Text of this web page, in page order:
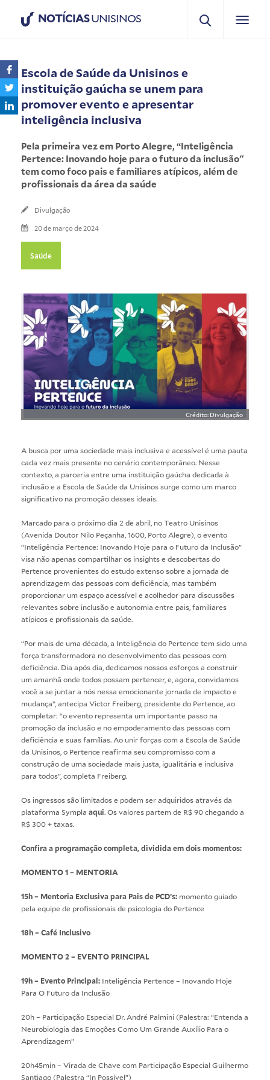
NOTÍCIASUNISINOS
Escola de Saúde da Unisinos e
instituição gaúcha se unem para
promover evento e apresentar
inteligência inclusiva
Pela primeira vez em Porto Alegre, “Inteligência
Pertence: Inovando hoje para o futuro da inclusão"
tem como foco pais e familiares atípicos, além de
profissionais da área da saúde
Divulgação
20 de março de 2024
Saúde
Crédito: Divulgação
A busca por uma sociedade mais inclusiva e acessível é uma pauta
cada vez mais presente no cenário contemporâneo. Nesse
contexto, a parceria entre uma instituição gaúcha dedicada à
inclusão e a Escola de Saúde da Unisinos surge como um marco
significativo na promoção desses ideais.
Marcado para o próximo dia 2 de abril, no Teatro Unisinos
(Avenida Doutor Nilo Peçanha, 1600, Porto Alegre), o evento
“Inteligência Pertence: Inovando Hoje para o Futuro da Inclusão”
visa não apenas compartilhar os insights e descobertas do
Pertence provenientes do estudo extenso sobre a jornada de
aprendizagem das pessoas com deficiência, mas também
proporcionar um espaço acessível e acolhedor para discussões
relevantes sobre inclusão e autonomia entre pais, familiares
atípicos e profissionais da saúde.
“Por mais de uma década, a Inteligência do Pertence tem sido uma
força transformadora no desenvolvimento das pessoas com
deficiência. Dia após dia, dedicamos nossos esforços a construir
um amanhã onde todos possam pertencer, e, agora, convidamos
você a se juntar a nós nessa emocionante jornada de impacto e
mudança”, antecipa Victor Freiberg, presidente do Pertence, ao
completar: “o evento representa um importante passo na
promoção da inclusão e no empoderamento das pessoas com
deficiência e suas famílias. Ao unir forças com a Escola de Saúde
da Unisinos, o Pertence reafirma seu compromisso com a
construção de uma sociedade mais justa, igualitária e inclusiva
para todos”, completa Freiberg.
Os ingressos são limitados e podem ser adquiridos através da
plataforma Sympla aqui. Os valores partem de R$ 90 chegando a
R$ 300 + taxas.
Confira a programação completa, dividida em dois momentos:
MOMENTO 1 – MENTORIA
15h – Mentoria Exclusiva para Pais de PCD’s: momento guiado
pela equipe de profissionais de psicologia do Pertence
18h – Café Inclusivo
MOMENTO 2 – EVENTO PRINCIPAL
19h – Evento Principal: Inteligência Pertence – Inovando Hoje
Para O Futuro da Inclusão
20h – Participação Especial Dr. André Palmini (Palestra: “Entenda a
Neurobiologia das Emoções Como Um Grande Auxílio Para o
Aprendizagem”
20h45min – Virada de Chave com Participação Especial Guilhermo
Santiago (Palestra “In Possível”)